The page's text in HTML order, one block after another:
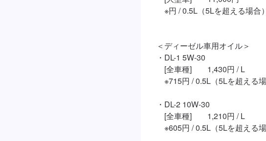
※円 / 0.5L（5Lを超える場合）
＜ディーゼル車用オイル＞
・DL-1 5W-30
[全車種]　　1,430円 / L
※715円 / 0.5L（5Lを超える場
・DL-2 10W-30
[全車種]　　1,210円 / L
※605円 / 0.5L（5Lを超える場